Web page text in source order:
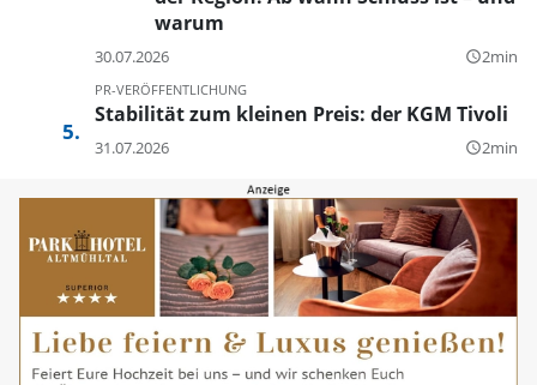
warum
30.07.2026 query_builder2min
PR-VERÖFFENTLICHUNG
Stabilität zum kleinen Preis: der KGM Tivoli
31.07.2026 query_builder2min